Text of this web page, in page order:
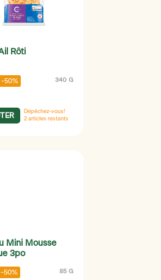
Rôti
-50% 340 G
Dépêchez-vous!
2 articles restants
Mini Mousse
3po
-50% 85 G